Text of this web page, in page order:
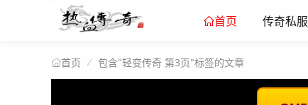
首页 传奇私服
首页 包含"轻变传奇 第3页"标签的文章